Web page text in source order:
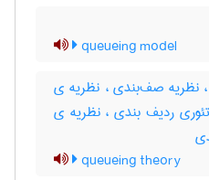
queueing model
صف‌بندی ، نظریه ی
ردیف بندی ، نظریه ی
queueing theory